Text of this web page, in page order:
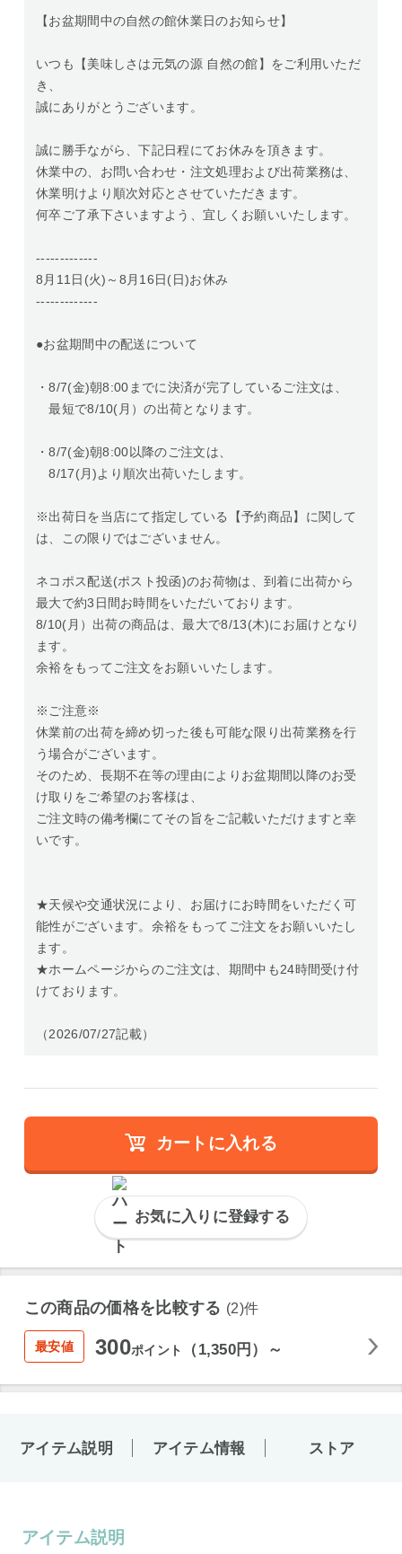
【お盆期間中の自然の館休業日のお知らせ】
いつも【美味しさは元気の源 自然の館】をご利用いただ
き、
誠にありがとうございます。
誠に勝手ながら、下記日程にてお休みを頂きます。
休業中の、お問い合わせ・注文処理および出荷業務は、
休業明けより順次対応とさせていただきます。
何卒ご了承下さいますよう、宜しくお願いいたします。
-------------
8月11日(火)～8月16日(日)お休み
-------------
●お盆期間中の配送について
・8/7(金)朝8:00までに決済が完了しているご注文は、
最短で8/10(月）の出荷となります。
・8/7(金)朝8:00以降のご注文は、
8/17(月)より順次出荷いたします。
※出荷日を当店にて指定している【予約商品】に関して
は、この限りではございません。
ネコポス配送(ポスト投函)のお荷物は、到着に出荷から
最大で約3日間お時間をいただいております。
8/10(月）出荷の商品は、最大で8/13(木)にお届けとなり
ます。
余裕をもってご注文をお願いいたします。
※ご注意※
休業前の出荷を締め切った後も可能な限り出荷業務を行
う場合がございます。
そのため、長期不在等の理由によりお盆期間以降のお受
け取りをご希望のお客様は、
ご注文時の備考欄にてその旨をご記載いただけますと幸
いです。
★天候や交通状況により、お届けにお時間をいただく可
能性がございます。余裕をもってご注文をお願いいたし
ます。
★ホームページからのご注文は、期間中も24時間受け付
けております。
（2026/07/27記載）
カートに入れる
お気に入りに登録する
この商品の価格を比較する (2)件
最安値 300ポイント （1,350円）～
アイテム説明 アイテム情報 ストア
アイテム説明